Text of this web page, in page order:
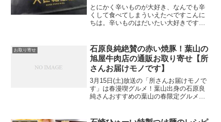
とにかく辛いものが大好き、なんでも辛
くして食べてしまういえたべですこんに
ちは。辛いものはだいたい大好きです
のない「久世福商店（くぜふくしょうて
ん）」さんの柚子胡椒（赤）...
お取り寄せ
石原良純絶賛の赤い焼豚！葉山の
旭屋牛肉店の通販お取り寄せ【所
さんお届けモノです】
3月15日(土)放送の「所さんお届けモノで
す」は春漫喫グルメ！葉山出身の石原良
純さんおすすめの葉山の春限定グルメ
ということで石原良純さん絶賛の赤い焼